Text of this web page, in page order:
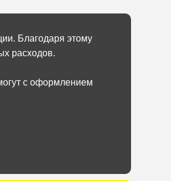
Благодаря этому
расходов.
с оформлением